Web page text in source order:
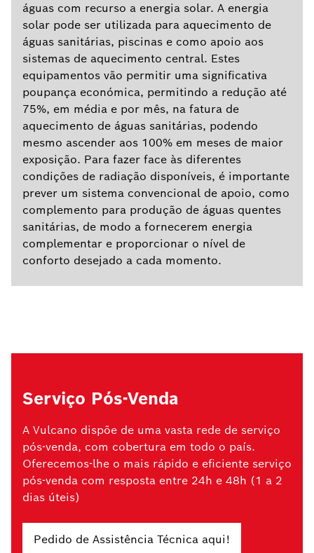
águas com recurso a energia solar. A energia
solar pode ser utilizada para aquecimento de
águas sanitárias, piscinas e como apoio aos
sistemas de aquecimento central. Estes
equipamentos vão permitir uma significativa
poupança económica, permitindo a redução até
75%, em média e por mês, na fatura de
aquecimento de águas sanitárias, podendo
mesmo ascender aos 100% em meses de maior
exposição. Para fazer face às diferentes
condições de radiação disponíveis, é importante
prever um sistema convencional de apoio, como
complemento para produção de águas quentes
sanitárias, de modo a fornecerem energia
complementar e proporcionar o nível de
conforto desejado a cada momento.
Serviço Pós-Venda
A Vulcano dispõe de uma vasta rede de serviço
pós-venda, com cobertura em todo o país.
Oferecemos-lhe o mais rápido e eficiente serviço
pós-venda com resposta entre 24h e 48h (1 a 2
dias úteis)
Pedido de Assistência Técnica aqui!